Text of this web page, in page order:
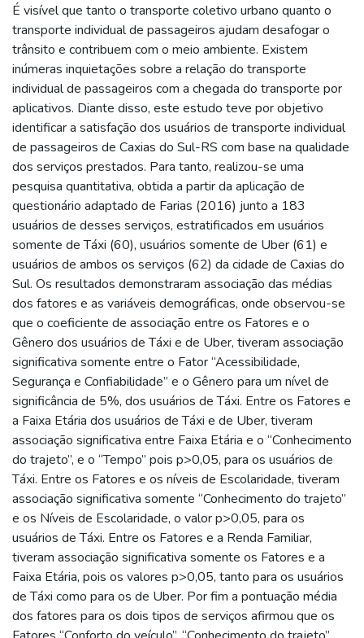
É visível que tanto o transporte coletivo urbano quanto o
transporte individual de passageiros ajudam desafogar o
trânsito e contribuem com o meio ambiente. Existem
inúmeras inquietações sobre a relação do transporte
individual de passageiros com a chegada do transporte por
aplicativos. Diante disso, este estudo teve por objetivo
identificar a satisfação dos usuários de transporte individual
de passageiros de Caxias do Sul-RS com base na qualidade
dos serviços prestados. Para tanto, realizou-se uma
pesquisa quantitativa, obtida a partir da aplicação de
questionário adaptado de Farias (2016) junto a 183
usuários de desses serviços, estratificados em usuários
somente de Táxi (60), usuários somente de Uber (61) e
usuários de ambos os serviços (62) da cidade de Caxias do
Sul. Os resultados demonstraram associação das médias
dos fatores e as variáveis demográficas, onde observou-se
que o coeficiente de associação entre os Fatores e o
Gênero dos usuários de Táxi e de Uber, tiveram associação
significativa somente entre o Fator “Acessibilidade,
Segurança e Confiabilidade” e o Gênero para um nível de
significância de 5%, dos usuários de Táxi. Entre os Fatores e
a Faixa Etária dos usuários de Táxi e de Uber, tiveram
associação significativa entre Faixa Etária e o “Conhecimento
do trajeto”, e o “Tempo” pois p>0,05, para os usuários de
Táxi. Entre os Fatores e os níveis de Escolaridade, tiveram
associação significativa somente “Conhecimento do trajeto”
e os Níveis de Escolaridade, o valor p>0,05, para os
usuários de Táxi. Entre os Fatores e a Renda Familiar,
tiveram associação significativa somente os Fatores e a
Faixa Etária, pois os valores p>0,05, tanto para os usuários
de Táxi como para os de Uber. Por fim a pontuação média
dos fatores para os dois tipos de serviços afirmou que os